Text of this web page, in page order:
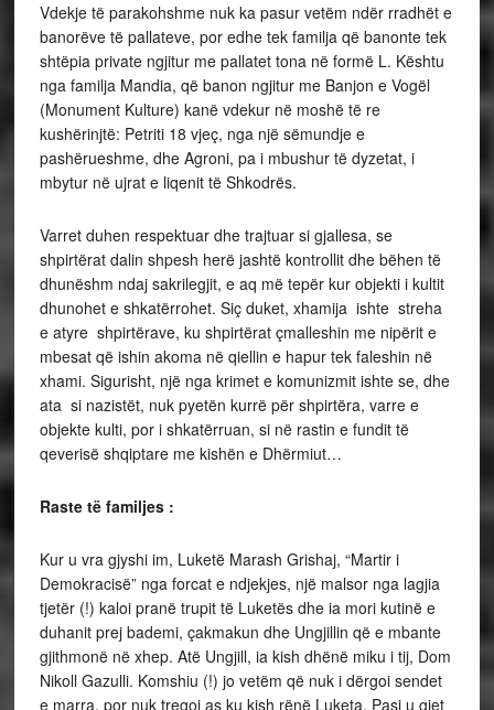
Vdekje të parakohshme nuk ka pasur vetëm ndër rradhët e
banorëve të pallateve, por edhe tek familja që banonte tek
shtëpia private ngjitur me pallatet tona në formë L. Kështu
nga familja Mandia, që banon ngjitur me Banjon e Vogël
(Monument Kulture) kanë vdekur në moshë të re
kushërinjtë: Petriti 18 vjeç, nga një sëmundje e
pashërueshme, dhe Agroni, pa i mbushur të dyzetat, i
mbytur në ujrat e liqenit të Shkodrës.
Varret duhen respektuar dhe trajtuar si gjallesa, se
shpirtërat dalin shpesh herë jashtë kontrollit dhe bëhen të
dhunëshm ndaj sakrilegjit, e aq më tepër kur objekti i kultit
dhunohet e shkatërrohet. Siç duket, xhamija ishte streha
e atyre shpirtërave, ku shpirtërat çmalleshin me nipërit e
mbesat që ishin akoma në qiellin e hapur tek faleshin në
xhami. Sigurisht, një nga krimet e komunizmit ishte se, dhe
ata si nazistët, nuk pyetën kurrë për shpirtëra, varre e
objekte kulti, por i shkatërruan, si në rastin e fundit të
qeverisë shqiptare me kishën e Dhërmiut…
Raste të familjes :
Kur u vra gjyshi im, Luketë Marash Grishaj, “Martir i
Demokracisë” nga forcat e ndjekjes, një malsor nga lagjia
tjetër (!) kaloi pranë trupit të Luketës dhe ia mori kutinë e
duhanit prej bademi, çakmakun dhe Ungjillin që e mbante
gjithmonë në xhep. Atë Ungjill, ia kish dhënë miku i tij, Dom
Nikoll Gazulli. Komshiu (!) jo vetëm që nuk i dërgoi sendet
e marra, por nuk tregoi as ku kish rënë Luketa. Pasi u gjet